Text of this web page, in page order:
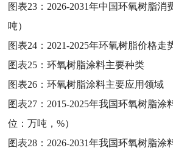
图表23： 2026-2031年中国环氧树脂消
吨）
图表24： 2021-2025年环氧树脂价格走
图表25：环氧树脂涂料主要种类
图表26：环氧树脂涂料主要应用领域
图表27： 2015-2025年我国环氧树脂涂
位：万吨，%）
图表28： 2026-2031年我国环氧树脂